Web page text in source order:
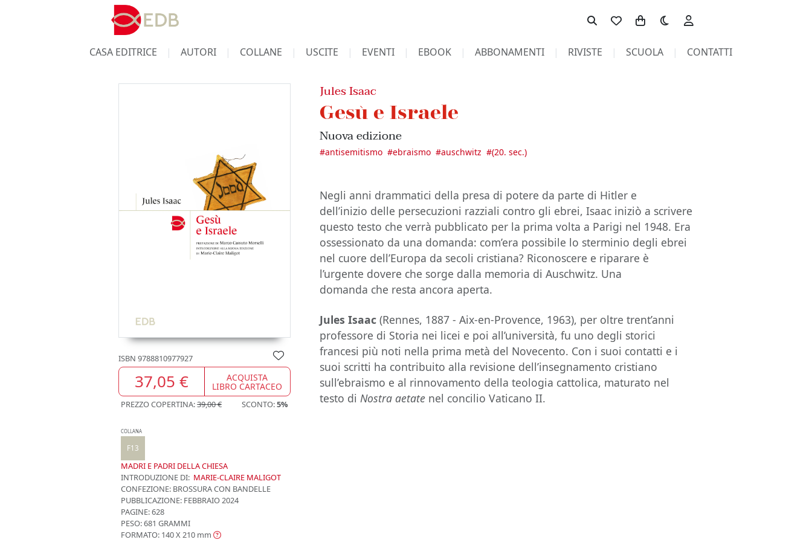
Toggle theme
CASA EDITRICE AUTORI COLLANE USCITE EVENTI EBOOK ABBONAMENTI RIVISTE SCUOLA CONTATTI
ISBN 9788810977927
37,05 € ACQUISTA
LIBRO CARTACEO
PREZZO COPERTINA:39,00 € SCONTO:5%
COLLANA
F13
MADRI E PADRI DELLA CHIESA
INTRODUZIONE DI: MARIE-CLAIRE MALIGOT
CONFEZIONE: BROSSURA CON BANDELLE
PUBBLICAZIONE: FEBBRAIO 2024
PAGINE: 628
PESO: 681 GRAMMI
FORMATO: 140 X 210 mm
Jules Isaac
Gesù e Israele
Nuova edizione
#antisemitismo #ebraismo #auschwitz #(20. sec.)
Negli anni drammatici della presa di potere da parte di Hitler e
dell’inizio delle persecuzioni razziali contro gli ebrei, Isaac iniziò a scrivere
questo testo che verrà pubblicato per la prima volta a Parigi nel 1948. Era
ossessionato da una domanda: com’era possibile lo sterminio degli ebrei
nel cuore dell’Europa da secoli cristiana? Riconoscere e riparare è
l’urgente dovere che sorge dalla memoria di Auschwitz. Una
domanda che resta ancora aperta.
Jules Isaac(Rennes, 1887 - Aix-en-Provence, 1963), per oltre trent’anni
professore di Storia nei licei e poi all’università, fu uno degli storici
francesi più noti nella prima metà del Novecento. Con i suoi contatti e i
suoi scritti ha contribuito alla revisione dell’insegnamento cristiano
sull’ebraismo e al rinnovamento della teologia cattolica, maturato nel
testo diNostra aetate nel concilio Vaticano II.